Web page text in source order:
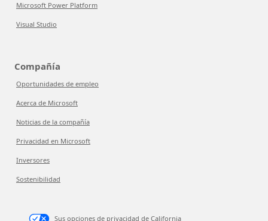
Microsoft Power Platform
Visual Studio
Compañía
Oportunidades de empleo
Acerca de Microsoft
Noticias de la compañía
Privacidad en Microsoft
Inversores
Sostenibilidad
Sus opciones de privacidad de California